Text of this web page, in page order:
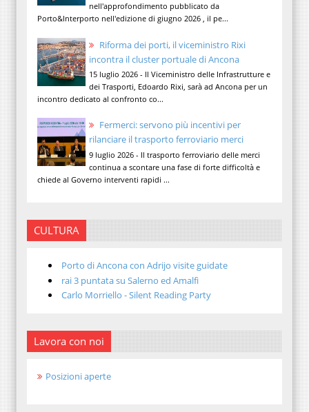
nell'approfondimento pubblicato da
Porto&Interporto nell'edizione di giugno 2026 , il pe...
Riforma dei porti, il viceministro Rixi
incontra il cluster portuale di Ancona
15 luglio 2026 - Il Viceministro delle Infrastrutture e
dei Trasporti, Edoardo Rixi, sarà ad Ancona per un
incontro dedicato al confronto co...
Fermerci: servono più incentivi per
rilanciare il trasporto ferroviario merci
9 luglio 2026 - Il trasporto ferroviario delle merci
continua a scontare una fase di forte difficoltà e
chiede al Governo interventi rapidi ...
CULTURA
Porto di Ancona con Adrijo visite guidate
rai 3 puntata su Salerno ed Amalfi
Carlo Morriello - Silent Reading Party
Lavora con noi
Posizioni aperte